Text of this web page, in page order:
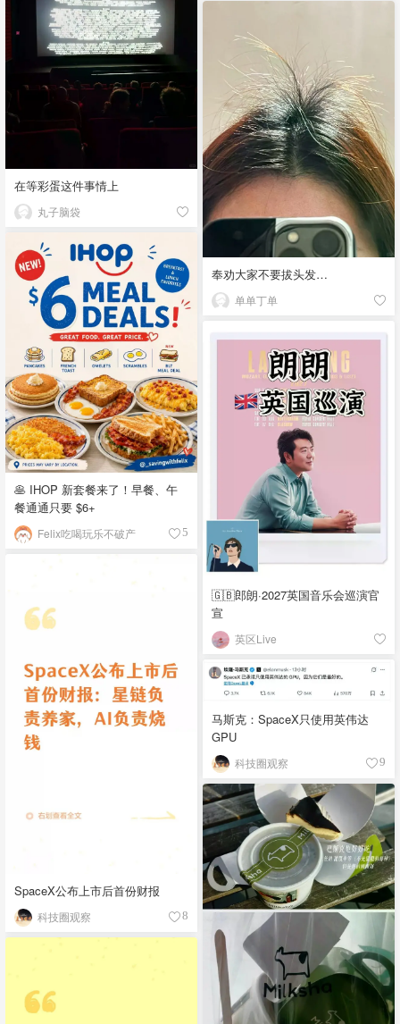
在等彩蛋这件事情上
丸子脑袋
奉劝大家不要拔头发…
单单丁单
🥞 IHOP 新套餐来了！早餐、午
餐通通只要 $6+
Felix吃喝玩乐不破产 5
🇬🇧郎朗·2027英国音乐会巡演官
宣
英区Live
SpaceX公布上市后首份财报
科技圈观察 8
马斯克：SpaceX只使用英伟达
GPU
科技圈观察 9